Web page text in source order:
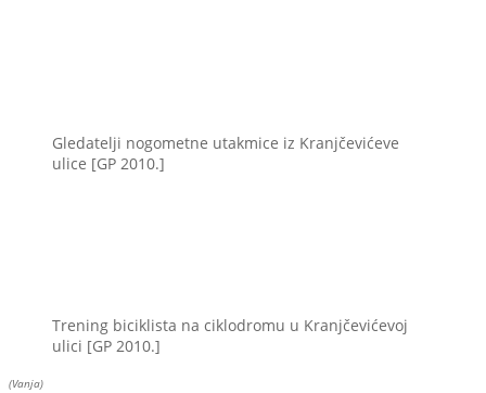
Gledatelji nogometne utakmice iz Kranjčevićeve
ulice [GP 2010.]
Trening biciklista na ciklodromu u Kranjčevićevoj
ulici [GP 2010.]
(Vanja)